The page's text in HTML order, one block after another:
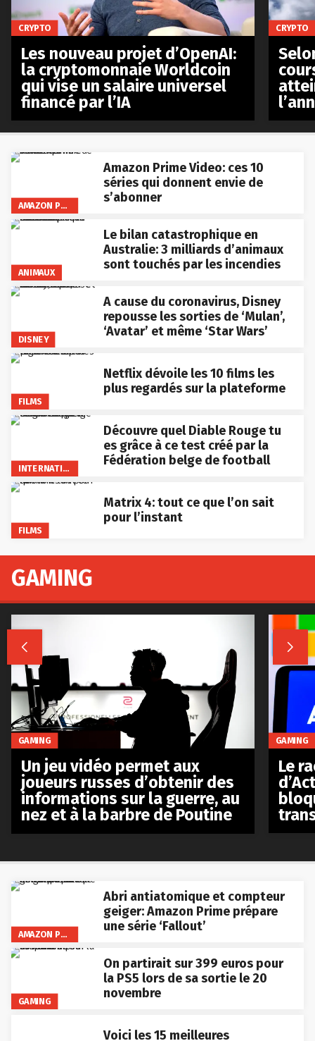
AMAZON PRIME VIDEO
Amazon Prime Video: ces 10
séries qui donnent envie de
s’abonner
ANIMAUX
Le bilan catastrophique en
Australie: 3 milliards d’animaux
sont touchés par les incendies
DISNEY
A cause du coronavirus, Disney
repousse les sorties de ‘Mulan’,
‘Avatar’ et même ‘Star Wars’
FILMS
Netflix dévoile les 10 films les
plus regardés sur la plateforme
INTERNATIONAL
Découvre quel Diable Rouge tu
es grâce à ce test créé par la
Fédération belge de football
FILMS
Matrix 4: tout ce que l’on sait
pour l’instant
AMAZON PRIME VIDEO
Abri antiatomique et compteur
geiger: Amazon Prime prépare
une série ‘Fallout’
GAMING
On partirait sur 399 euros pour
la PS5 lors de sa sortie le 20
novembre
Voici les 15 meilleures
CRYPTO
Les nouveau projet d’OpenAI:
la cryptomonnaie Worldcoin
qui vise un salaire universel
financé par l’IA
CRYPTO
GAMING
 
GAMING
Un jeu vidéo permet aux
joueurs russes d’obtenir des
informations sur la guerre, au
nez et à la barbre de Poutine
GAMING
Le